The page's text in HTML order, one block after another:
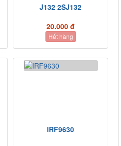
J132 2SJ132
20.000 đ
Hết hàng
IRF9630